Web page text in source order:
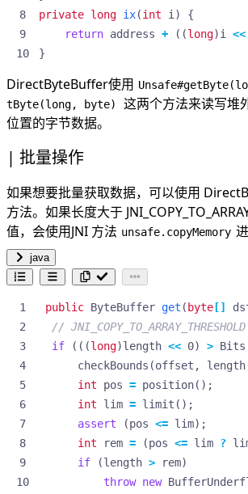
private long ix(int i )
{
return address + ((long)i <<
}
DirectByteBuffer使用
tByte(long, byte)
这两个方法来读写堆
位置的字节数据。
批量操作
如果想要批量获取数据，可以使用
方法。如果长度大于
值，会使用JNI 方法 unsafe.copyMemory
java
public ByteBuffer get ( byte []
//
if
(((long)length << 0) > Bits
checkBounds (offset , length
int
pos = position();
int
lim = limit ();
assert
(pos <= lim);
int
rem = (pos <= lim ?
if
(length > rem)
throw new